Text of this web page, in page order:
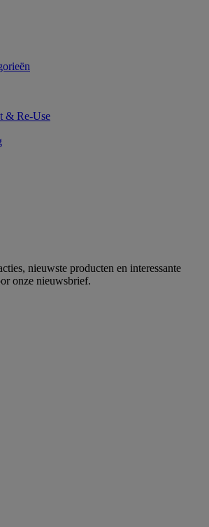
& Re-Use
nieuwste producten en interessante
onze nieuwsbrief.